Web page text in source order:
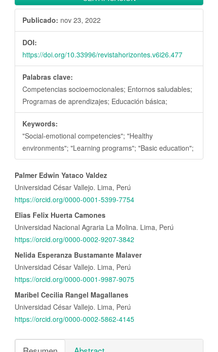
Publicado: nov 23, 2022
DOI:
https://doi.org/10.33996/revistahorizontes.v6i26.477
Palabras clave:
Competencias socioemocionales; Entornos saludables;
Programas de aprendizajes; Educación básica;
Keywords:
"Social-emotional competencies"; "Healthy
environments"; "Learning programs"; "Basic education";
Contenido
principal
del
artículo
Palmer Edwin Yataco Valdez
Universidad César Vallejo. Lima, Perú
https://orcid.org/0000-0001-5399-7754
Elias Felix Huerta Camones
Universidad Nacional Agraria La Molina. Lima, Perú
https://orcid.org/0000-0002-9207-3842
Nelida Esperanza Bustamante Malaver
Universidad César Vallejo. Lima, Perú
https://orcid.org/0000-0001-9987-9075
Maribel Cecilia Rangel Magallanes
Universidad César Vallejo. Lima, Perú
https://orcid.org/0000-0002-5862-4145